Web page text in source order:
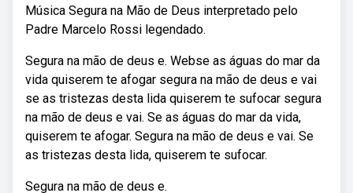
Música Segura na Mão de Deus interpretado pelo
Padre Marcelo Rossi legendado.
Segura na mão de deus e. Webse as águas do mar da
vida quiserem te afogar segura na mão de deus e vai
se as tristezas desta lida quiserem te sufocar segura
na mão de deus e vai. Se as águas do mar da vida,
quiserem te afogar. Segura na mão de deus e vai. Se
as tristezas desta lida, quiserem te sufocar.
Segura na mão de deus e.